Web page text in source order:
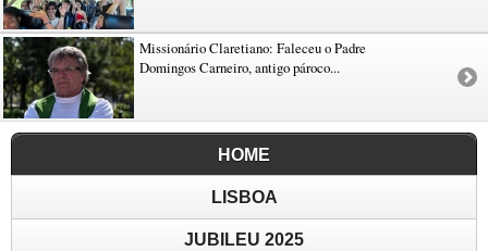
Missionário Claretiano: Faleceu o Padre
Domingos Carneiro, antigo pároco...
HOME
LISBOA
JUBILEU 2025